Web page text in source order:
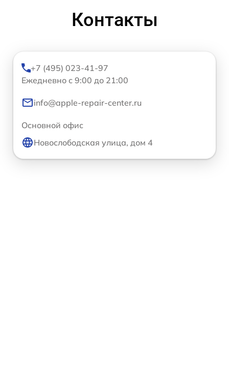
Контакты
+7 (495) 023-41-97
Ежедневно с 9:00 до 21:00
info@apple-repair-center.ru
Основной офис
Новослободская улица, дом 4